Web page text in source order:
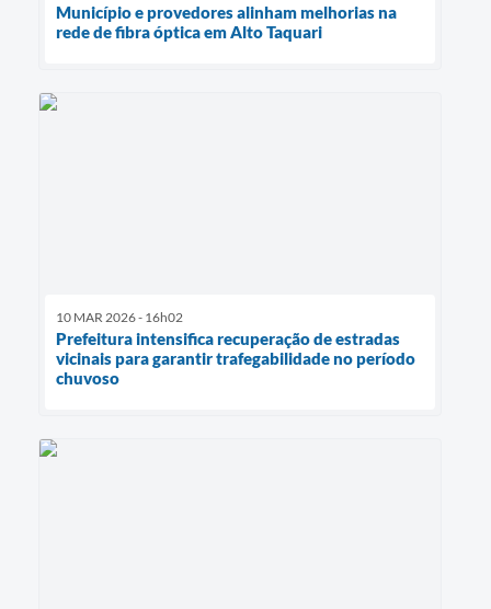
Município e provedores alinham melhorias na
rede de fibra óptica em Alto Taquari
10 MAR 2026 - 16h02
Prefeitura intensifica recuperação de estradas
vicinais para garantir trafegabilidade no período
chuvoso